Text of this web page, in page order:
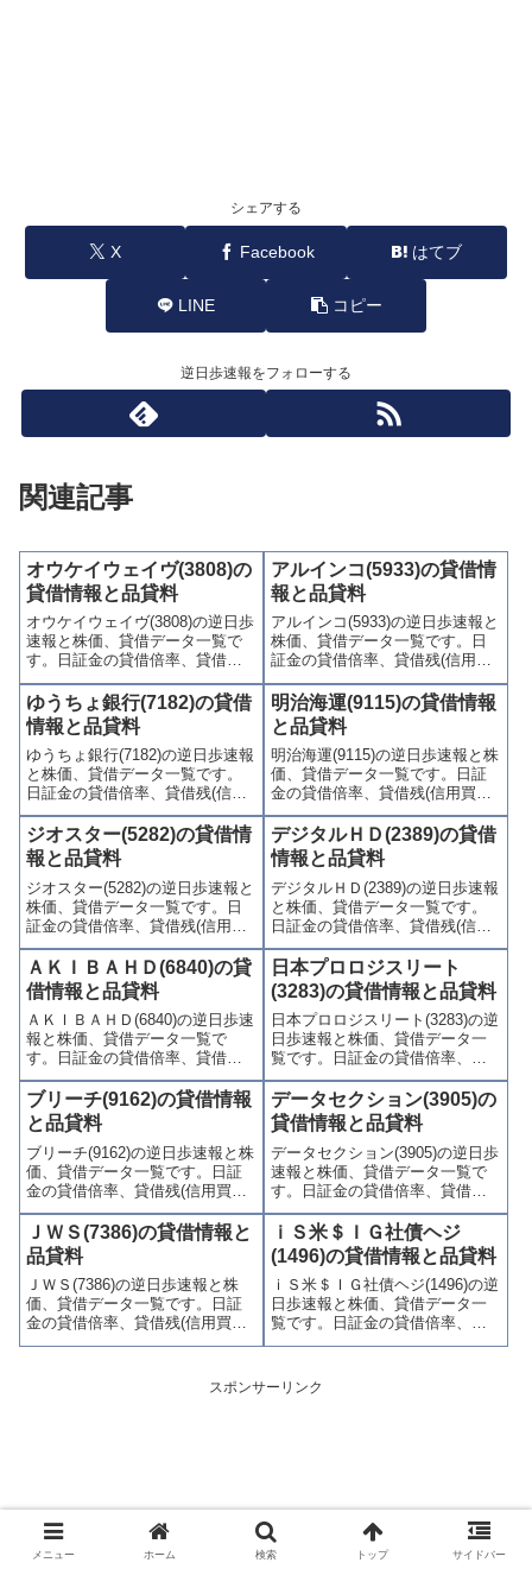
シェアする
X Facebook はてブ
LINE コピー
逆日歩速報をフォローする
関連記事
オウケイウェイヴ(3808)の
貸借情報と品貸料
オウケイウェイヴ(3808)の逆日歩
速報と株価、貸借データ一覧で
す。日証金の貸借倍率、貸借残
(信用買残、信用売残)、品貸料
(逆日歩)、東証の週末残高、規制
(注意喚起・申込停止)など、空売
り関連情報を集計し、図解でわ
かりやすくまとめて掲載してい
ます。
アルインコ(5933)の貸借情
報と品貸料
アルインコ(5933)の逆日歩速報と
株価、貸借データ一覧です。日
証金の貸借倍率、貸借残(信用買
残、信用売残)、品貸料(逆日
歩)、東証の週末残高、規制(注意
喚起・申込停止)など、空売り関
連情報を集計し、図解でわかり
やすくまとめて掲載していま
す。
ゆうちょ銀行(7182)の貸借
情報と品貸料
ゆうちょ銀行(7182)の逆日歩速報
と株価、貸借データ一覧です。
日証金の貸借倍率、貸借残(信用
買残、信用売残)、品貸料(逆日
歩)、東証の週末残高、規制(注意
喚起・申込停止)など、空売り関
連情報を集計し、図解でわかり
やすくまとめて掲載していま
す。
明治海運(9115)の貸借情報
と品貸料
明治海運(9115)の逆日歩速報と株
価、貸借データ一覧です。日証
金の貸借倍率、貸借残(信用買
残、信用売残)、品貸料(逆日
歩)、東証の週末残高、規制(注意
喚起・申込停止)など、空売り関
連情報を集計し、図解でわかり
やすくまとめて掲載していま
す。
ジオスター(5282)の貸借情
報と品貸料
ジオスター(5282)の逆日歩速報と
株価、貸借データ一覧です。日
証金の貸借倍率、貸借残(信用買
残、信用売残)、品貸料(逆日
歩)、東証の週末残高、規制(注意
喚起・申込停止)など、空売り関
連情報を集計し、図解でわかり
やすくまとめて掲載していま
す。
デジタルＨＤ(2389)の貸借
情報と品貸料
デジタルＨＤ(2389)の逆日歩速報
と株価、貸借データ一覧です。
日証金の貸借倍率、貸借残(信用
買残、信用売残)、品貸料(逆日
歩)、東証の週末残高、規制(注意
喚起・申込停止)など、空売り関
連情報を集計し、図解でわかり
やすくまとめて掲載していま
す。
ＡＫＩＢＡＨＤ(6840)の貸
借情報と品貸料
ＡＫＩＢＡＨＤ(6840)の逆日歩速
報と株価、貸借データ一覧で
す。日証金の貸借倍率、貸借残
(信用買残、信用売残)、品貸料
(逆日歩)、東証の週末残高、規制
(注意喚起・申込停止)など、空売
り関連情報を集計し、図解でわ
かりやすくまとめて掲載してい
ます。
日本プロロジスリート
(3283)の貸借情報と品貸料
日本プロロジスリート(3283)の逆
日歩速報と株価、貸借データ一
覧です。日証金の貸借倍率、貸
借残(信用買残、信用売残)、品貸
料(逆日歩)、東証の週末残高、規
制(注意喚起・申込停止)など、空
売り関連情報を集計し、図解で
わかりやすくまとめて掲載して
います。
ブリーチ(9162)の貸借情報
と品貸料
ブリーチ(9162)の逆日歩速報と株
価、貸借データ一覧です。日証
金の貸借倍率、貸借残(信用買
残、信用売残)、品貸料(逆日
歩)、東証の週末残高、規制(注意
喚起・申込停止)など、空売り関
連情報を集計し、図解でわかり
やすくまとめて掲載していま
す。
データセクション(3905)の
貸借情報と品貸料
データセクション(3905)の逆日歩
速報と株価、貸借データ一覧で
す。日証金の貸借倍率、貸借残
(信用買残、信用売残)、品貸料
(逆日歩)、東証の週末残高、規制
(注意喚起・申込停止)など、空売
り関連情報を集計し、図解でわ
かりやすくまとめて掲載してい
ます。
ＪＷＳ(7386)の貸借情報と
品貸料
ＪＷＳ(7386)の逆日歩速報と株
価、貸借データ一覧です。日証
金の貸借倍率、貸借残(信用買
残、信用売残)、品貸料(逆日
喚起・申込停止)など、空売り関
連情報を集計し、図解でわかり
ｉＳ米＄ＩＧ社債ヘジ
(1496)の貸借情報と品貸料
ｉＳ米＄ＩＧ社債ヘジ(1496)の逆
日歩速報と株価、貸借データ一
覧です。日証金の貸借倍率、貸
借残(信用買残、信用売残)、品貸
制(注意喚起・申込停止)など、空
売り関連情報を集計し、図解で
スポンサーリンク
メニュー ホーム 検索 トップ サイドバー